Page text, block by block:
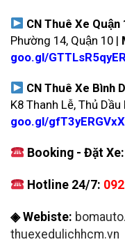
CN Thuê Xe Quận
Phường 14, Quận 10 |
goo.gl/
CN Thuê Xe Bình
K8 Thanh Lễ, Thủ Dầu
goo.gl/
Booking - Đặt Xe:
Hotline 24/7:
◈ Webiste:
thuexedulichhcm.vn